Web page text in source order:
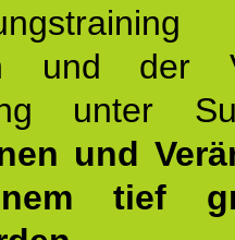
und der
unter
und
tief